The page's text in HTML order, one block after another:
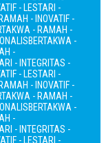
- LESTARI -
- INOVATIF -
- RAMAH -
BERTAKWA -
-
- INTEGRITAS -
- LESTARI -
- INOVATIF -
- RAMAH -
BERTAKWA -
-
- INTEGRITAS -
- LESTARI -